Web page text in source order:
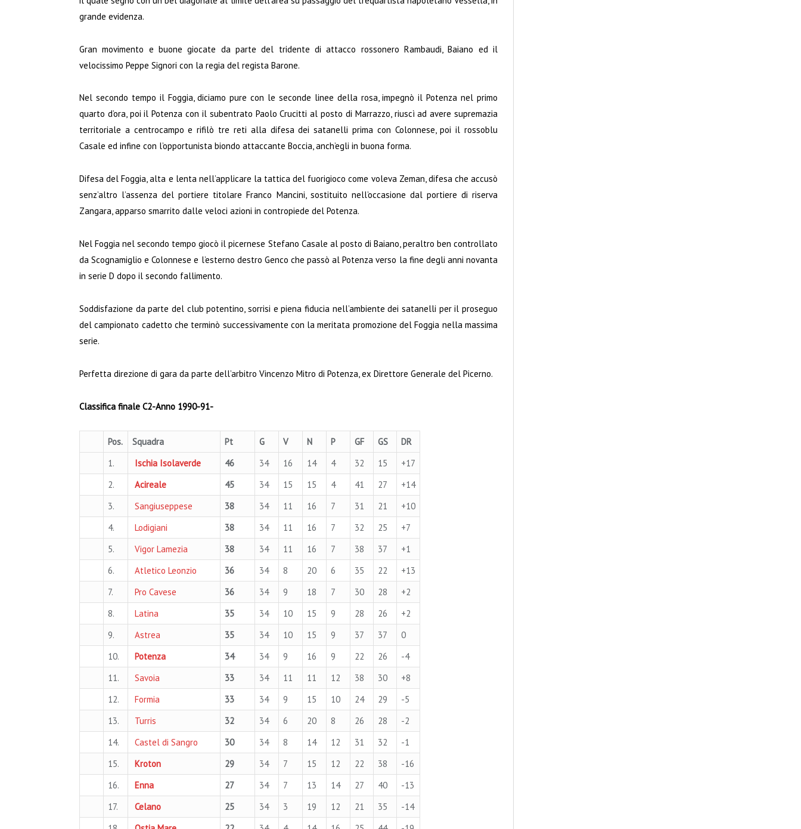
grande evidenza.
Gran movimento e buone giocate da parte del tridente di attacco rossonero Rambaudi, Baiano ed il
velocissimo Peppe Signori con la regia del regista Barone.
Nel secondo tempo il Foggia, diciamo pure con le seconde linee della rosa, impegnò il Potenza nel primo
quarto d’ora, poi il Potenza con il subentrato Paolo Crucitti al posto di Marrazzo, riuscì ad avere supremazia
territoriale a centrocampo e rifilò tre reti alla difesa dei satanelli prima con Colonnese, poi il rossoblu
Casale ed infine con l’opportunista biondo attaccante Boccia, anch’egli in buona forma.
Difesa del Foggia, alta e lenta nell’applicare la tattica del fuorigioco come voleva Zeman, difesa che accusò
senz’altro l’assenza del portiere titolare Franco Mancini, sostituito nell’occasione dal portiere di riserva
Zangara, apparso smarrito dalle veloci azioni in contropiede del Potenza.
Nel Foggia nel secondo tempo giocò il picernese Stefano Casale al posto di Baiano, peraltro ben controllato
da Scognamiglio e Colonnese e l’esterno destro Genco che passò al Potenza verso la fine degli anni novanta
in serie D dopo il secondo fallimento.
Soddisfazione da parte del club potentino, sorrisi e piena fiducia nell’ambiente dei satanelli per il proseguo
del campionato cadetto che terminò successivamente con la meritata promozione del Foggia nella massima
serie.
Perfetta direzione di gara da parte dell’arbitro Vincenzo Mitro di Potenza, ex Direttore Generale del Picerno.
Classifica finale C2-Anno 1990-91-
Pos. Squadra Pt G V N P GF GS
DR
1.
Ischia Isolaverde 46 34 16 14 4 32 15
+17
2.
Acireale 45 34 15 15 4 41 27
+14
3.
Sangiuseppese 38 34 11 16 7 31 21
+10
4.
Lodigiani 38 34 11 16 7 32 25
+7
5.
Vigor Lamezia 38 34 11 16 7 38 37
+1
6.
Atletico Leonzio 36 34 8 20 6 35 22
+13
7.
Pro Cavese 36 34 9 18 7 30 28
+2
8.
Latina 35 34 10 15 9 28 26
+2
9.
Astrea 35 34 10 15 9 37 37
0
10.
Potenza 34 34 9 16 9 22 26
-4
11.
Savoia 33 34 11 11 12 38 30
+8
12.
Formia 33 34 9 15 10 24 29
-5
13.
Turris 32 34 6 20 8 26 28
-2
14.
Castel di Sangro 30 34 8 14 12 31 32
-1
15.
Kroton 29 34 7 15 12 22 38
-16
16.
Enna 27 34 7 13 14 27 40
-13
17.
Celano 25 34 3 19 12 21 35
-14